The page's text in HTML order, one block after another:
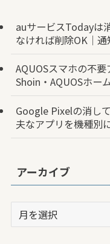
auサービスTodayは
なければ削除OK｜
AQUOSスマホの不
Shoin・AQUOSホー
Google Pixelの消し
夫なアプリを機種別
アーカイブ
ー